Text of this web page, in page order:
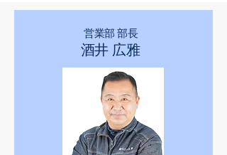
営業部 部長​
酒井 広雅